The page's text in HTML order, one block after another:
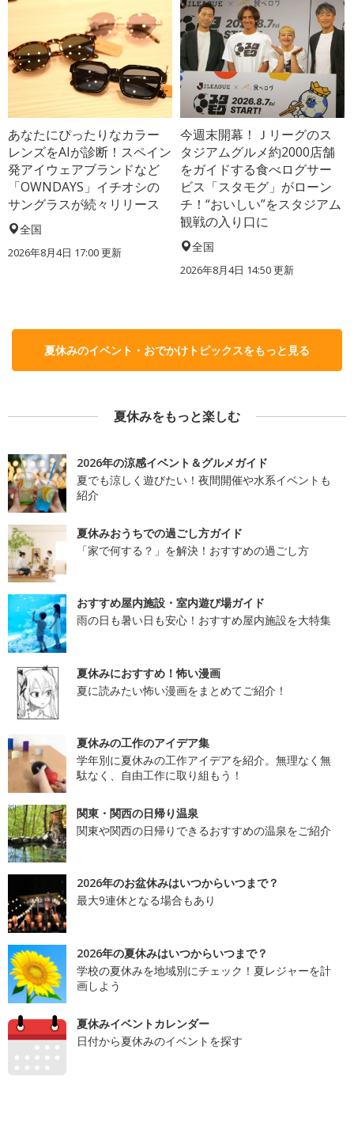
あなたにぴったりなカラー
レンズをAIが診断！スペイン
発アイウェアブランドなど
「OWNDAYS」イチオシの
サングラスが続々リリース
全国
2026年8月4日 17:00更新
今週末開幕！Ｊリーグのス
タジアムグルメ約2000店舗
をガイドする食べログサー
ビス「スタモグ」がローン
チ！“おいしい”をスタジアム
観戦の入り口に
全国
2026年8月4日 14:50更新
夏休みのイベント・おでかけトピックスをもっと見る
夏休みをもっと楽しむ
2026年の涼感イベント＆グルメガイド
夏でも涼しく遊びたい！夜間開催や水系イベントも
紹介
夏休みおうちでの過ごし方ガイド
「家で何する？」を解決！おすすめの過ごし方
おすすめ屋内施設・室内遊び場ガイド
雨の日も暑い日も安心！おすすめ屋内施設を大特集
夏休みにおすすめ！怖い漫画
夏に読みたい怖い漫画をまとめてご紹介！
夏休みの工作のアイデア集
学年別に夏休みの工作アイデアを紹介。無理なく無
駄なく、自由工作に取り組もう！
関東・関西の日帰り温泉
関東や関西の日帰りできるおすすめの温泉をご紹介
2026年のお盆休みはいつからいつまで？
最大9連休となる場合もあり
2026年の夏休みはいつからいつまで？
学校の夏休みを地域別にチェック！夏レジャーを計
画しよう
夏休みイベントカレンダー
日付から夏休みのイベントを探す